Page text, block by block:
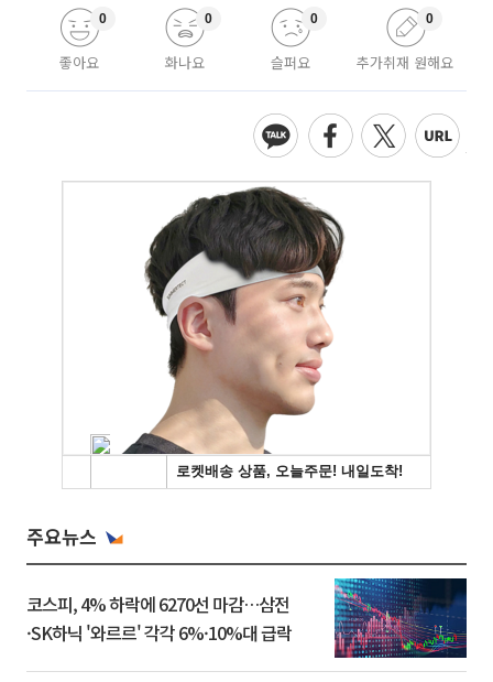
좋아요
0
화나요
0
슬퍼요
0
추가취재 원해요
0
주요뉴스
코스피, 4% 하락에 6270선 마감…삼전
·SK하닉 '와르르' 각각 6%·10%대 급락